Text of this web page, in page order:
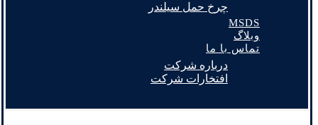
چرخ حمل سیلندر
MSDS
وبلاگ
تماس با ما
درباره شرکت
افتخارات شرکت